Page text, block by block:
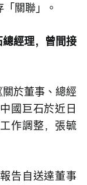
關聯」。
經理，曾間接
於董事、總經
國巨石於近日
作調整，張毓
告自送達董事